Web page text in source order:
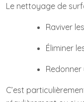
Le nettoyage de
Raviver
Éliminer
C’est